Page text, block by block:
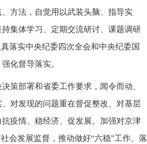
方法，自觉用以武装头脑、指导实
集体学习、定期交流研讨、课题调研
落实中央纪委四次全会和中央纪委国
化督导落实。
策部署和省委工作要求，闻令而动、
对发现的问题重在督促整改、对基层
疫情、稳经济、促发展。加强对京津
会发展监督，推动做好“六稳”工作、落